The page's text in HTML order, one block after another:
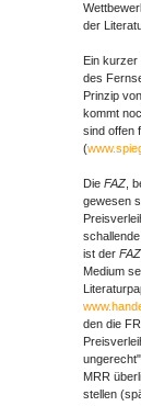
der
Ein kurzer
des
Prinzip
kommt
sind offen
(
Die FAZ ,
gewesen
ist der FAZ
Medium
den die
MRR
stellen